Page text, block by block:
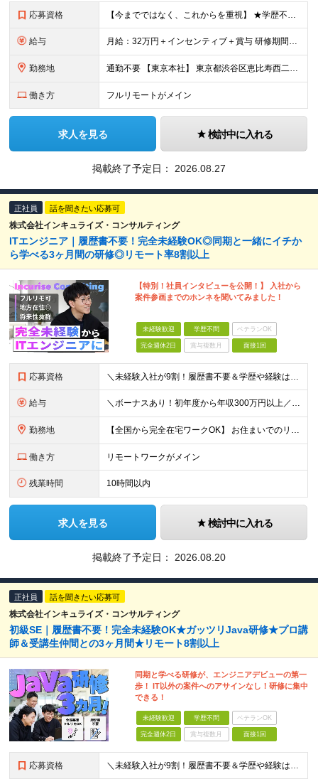
応募資格 【今までではなく、これからを重視】 ★学歴不問 ★職種未経験歓迎 ★業種未経験歓迎 ★社会人未経験歓迎 ★第二新卒歓迎 ★ブランクOK ★動画編集・デザイン制作の勉強を独学でしている方など ※基礎的
給与 月給：32万円＋インセンティブ＋賞与 研修期間中：月給25万円～ ＼ 頑張りはしっかり評価！ ／ 研修期間中でも、スキルの習得状況や成果に応じて月給27万円へ昇給が可能です。 【研修期間】 期
勤務地 通勤不要 【東京本社】 東京都渋谷区恵比寿西二丁目8番4号 EX恵比寿西ビル5階
働き方 フルリモートがメイン
求人を見る 検討中に入れる
掲載終了予定日： 2026.08.27
正社員 話を聞きたい応募可
株式会社インキュライズ・コンサルティング
ITエンジニア｜履歴書不要！完全未経験OK◎同期と一緒にイチか
ら学べる3ヶ月間の研修◎リモート率8割以上
【特別！社員インタビューを公開！】 入社から
案件参画までのホンネを聞いてみました！
未経験歓迎 学歴不問 ベテランOK
完全週休2日 賞与複数月 面接1回
応募資格 ＼未経験入社が9割！履歴書不要＆学歴や経験は一切不問★意欲や人柄を重視／ 「経験も知識もゼロだけど、やってみたい」 ……そんな想いがあれば、ITの知識が全くない未経験の方でも大歓迎。 当社も全力でス
給与 ＼ボーナスあり！初年度から年収300万円以上／ ■月給24万2,200円～35万円＋賞与＋各種手当 ※経験・年齢・能力等を考慮し決定いたします。 ※上記金額には固定残業代（月30時間分、46,000
勤務地 【全国から完全在宅ワークOK】 お住まいでのリモートワーク、または首都圏（東京・神奈川・埼玉・千葉）・大阪のプロジェクト先での勤務となります。 ※転勤はありません。 ※現在は80％以上が在宅勤務での
働き方 リモートワークがメイン
残業時間 10時間以内
求人を見る 検討中に入れる
掲載終了予定日： 2026.08.20
正社員 話を聞きたい応募可
株式会社インキュライズ・コンサルティング
初級SE｜履歴書不要！完全未経験OK★ガッツリJava研修★プロ講
師＆受講生仲間との3ヶ月間★リモート8割以上
同期と学べる研修が、エンジニアデビューの第一
歩！ IT以外の案件へのアサインなし！研修に集中
できる！
未経験歓迎 学歴不問 ベテランOK
完全週休2日 賞与複数月 面接1回
応募資格 ＼未経験入社が9割！履歴書不要＆学歴や経験は一切不問★意欲や人柄を重視／ 「経験も知識もゼロだけど、やってみたい」 ……そんな想いがあれば、ITの知識が全くない未経験の方でも大歓迎。 当社も全力でス